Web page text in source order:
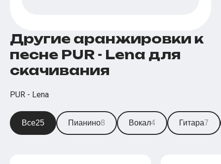
Другие аранжировки к
песне PUR - Lena для
скачивания
PUR - Lena
Все25 Пианино8 Вокал4 Гитара7